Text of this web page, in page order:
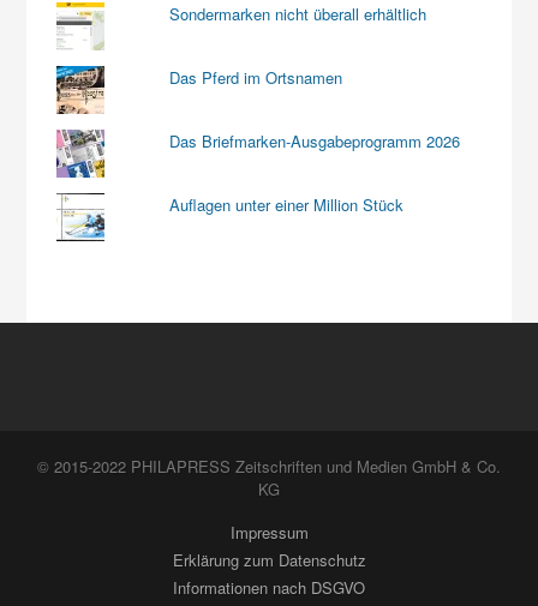
Sondermarken nicht überall erhältlich
Das Pferd im Ortsnamen
Das Briefmarken-Ausgabeprogramm 2026
Auflagen unter einer Million Stück
© 2015-2022 PHILAPRESS Zeitschriften und Medien GmbH & Co.
KG
Impressum
Erklärung zum Datenschutz
Informationen nach DSGVO